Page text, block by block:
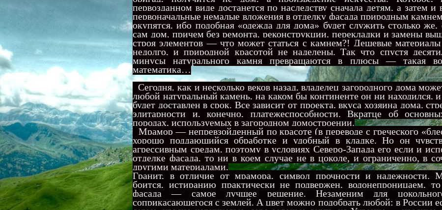
первозданном виде достанется по наследству сначала детям, а затем
первоначальные немалые вложения в отделку фасада природным
окупятся, ибо подобная «одежда для дома» будет служить столько же,
сам дом, причем без ремонта, реконструкции, перекладки и замены
строя элементов — что может статься с камнем?! Дешевые
недолго, и природной красотой не наделены. Так что спустя
минусы натурального камня превращаются в плюсы — такая
математика…
Сегодня, как и несколько веков назад, владелец загородного дома
любой натуральный камень, на каком бы континенте он ни находился,
будет доставлен в срок. Все зависит от проекта, вкуса хозяина дома,
элитарности и, конечно, платежеспособности. Вкратце об
породах, используемых в загородном домостроении.
Мрамор — непревзойденный по красоте (в переводе с греческого
хорошо поддающийся обработке и удобный в кладке. Но он
агрессивным средам, поэтому в условиях Северо-Запада его если и
отделке фасада, то ни в коем случае не в цоколе, и ограниченно, в
другими материалами.
Гранит, в отличие от мрамора, символ прочности и надежности.
боится, истиранию практически не подвержен, водонепроницаем,
фасада — самое лучшее решение. Незаменим для
соприкасающегося с землей. А цвет можно подобрать любой: в России